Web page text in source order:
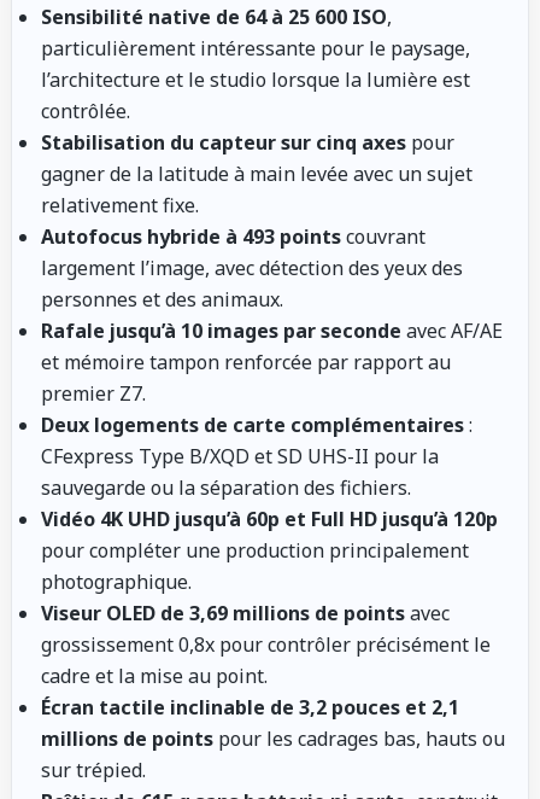
Sensibilité native de 64 à 25 600 ISO,
particulièrement intéressante pour le paysage,
l’architecture et le studio lorsque la lumière est
contrôlée.
Stabilisation du capteur sur cinq axes pour
gagner de la latitude à main levée avec un sujet
relativement fixe.
Autofocus hybride à 493 pointscouvrant
largement l’image, avec détection des yeux des
personnes et des animaux.
Rafale jusqu’à 10 images par seconde avec AF/AE
et mémoire tampon renforcée par rapport au
premier Z7.
Deux logements de carte complémentaires:
CFexpress Type B/XQD et SD UHS-II pour la
sauvegarde ou la séparation des fichiers.
Vidéo 4K UHD jusqu’à 60p et Full HD jusqu’à 120p
pour compléter une production principalement
photographique.
Viseur OLED de 3,69 millions de pointsavec
grossissement 0,8x pour contrôler précisément le
cadre et la mise au point.
Écran tactile inclinable de 3,2 pouces et 2,1
millions de points pour les cadrages bas, hauts ou
sur trépied.